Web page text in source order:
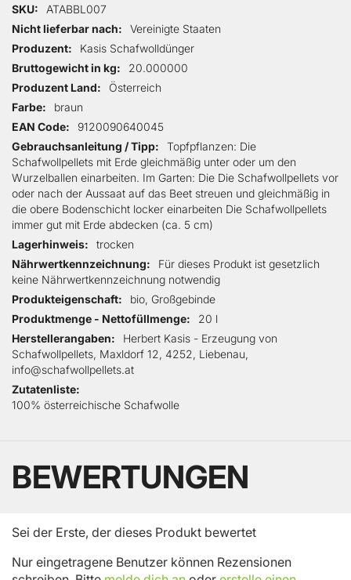
Mehr Informationen
SKU
ATABBL007
Nicht lieferbar nach
Vereinigte Staaten
Produzent
Kasis Schafwolldünger
Bruttogewicht in kg
20.000000
Produzent Land
Österreich
Farbe
braun
EAN Code
9120090640045
Gebrauchsanleitung / Tipp
Topfpflanzen: Die
Schafwollpellets mit Erde gleichmäßig unter oder um den
Wurzelballen einarbeiten. Im Garten: Die Die Schafwollpellets vor
oder nach der Aussaat auf das Beet streuen und gleichmäßig in
die obere Bodenschicht locker einarbeiten Die Schafwollpellets
immer gut mit Erde abdecken (ca. 5 cm)
Lagerhinweis
trocken
Nährwertkennzeichnung
Für dieses Produkt ist gesetzlich
keine Nährwertkennzeichnung notwendig
Produkteigenschaft
bio, Großgebinde
Produktmenge - Nettofüllmenge
20 l
Herstellerangaben
Herbert Kasis - Erzeugung von
Schafwollpellets, Maxldorf 12, 4252, Liebenau,
info@schafwollpellets.at
Zutatenliste
100% österreichische Schafwolle
BEWERTUNGEN
Sei der Erste, der dieses Produkt bewertet
Nur eingetragene Benutzer können Rezensionen